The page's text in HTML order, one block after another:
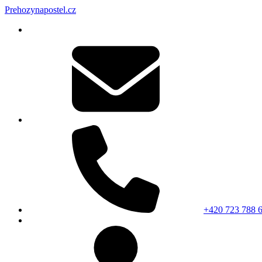
Prehozynapostel.cz
+420 723 788